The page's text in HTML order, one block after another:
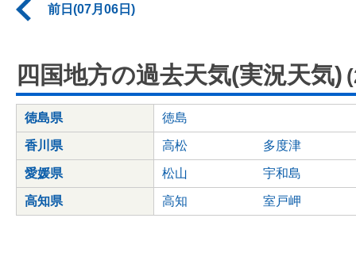
前日(07月06日)
四国地方の過去天気(実況天気)
徳島県 徳島
香川県 高松 多度津
愛媛県 松山 宇和島
高知県 高知 室戸岬